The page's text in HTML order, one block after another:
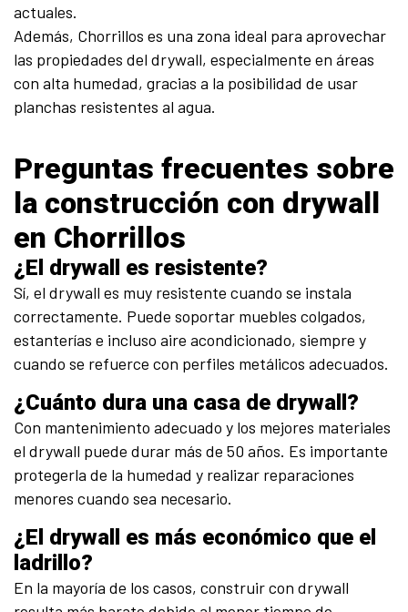
actuales.
Además, Chorrillos es una zona ideal para aprovechar
las propiedades del drywall, especialmente en áreas
con alta humedad, gracias a la posibilidad de usar
planchas resistentes al agua.
Preguntas frecuentes sobre
la construcción con drywall
en Chorrillos
¿El drywall es resistente?
Sí, el drywall es muy resistente cuando se instala
correctamente. Puede soportar muebles colgados,
estanterías e incluso aire acondicionado, siempre y
cuando se refuerce con perfiles metálicos adecuados.
¿Cuánto dura una casa de drywall?
Con mantenimiento adecuado y los mejores materiales
el drywall puede durar más de 50 años. Es importante
protegerla de la humedad y realizar reparaciones
menores cuando sea necesario.
¿El drywall es más económico que el
ladrillo?
En la mayoría de los casos, construir con drywall